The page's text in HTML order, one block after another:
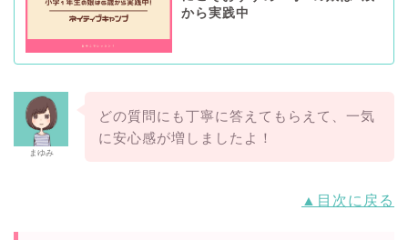
から実践中
まゆみ
どの質問にも丁寧に答えてもらえて、一気
に安心感が増しましたよ！
▲目次に戻る